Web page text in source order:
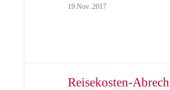
19.Nov..2017
Reisekosten-